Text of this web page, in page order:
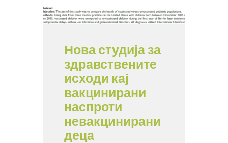
КОНТАКТ
Нова студија за
здравствените
исходи кај
вакцинирани
наспроти
невакцинирани
деца